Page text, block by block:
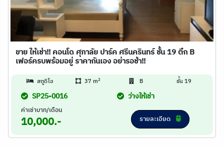
ขาย ให้เช่า!! คอนโด ศุภาลัย ปาร์ค ศรีนครินทร์ ชั้น 19 ตึก B
เฟอร์ครบพร้อมอยู่ ราคากันเอง อย่ารอช้า!!
สตูดิโอ 37 m2 B ชั้น 19
SP25-0016 ว่างให้เช่า
ค่าเช่าบาท/เดือน
10,000.- รายละเอียด